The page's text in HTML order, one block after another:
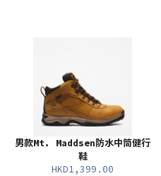
男款Mt. Maddsen防水中筒健行
鞋
HKD1,399.00